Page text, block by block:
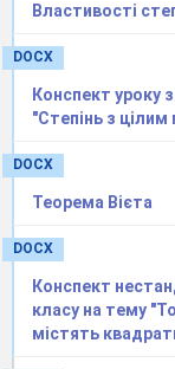
виконане
1.
3.
4.
5.
7. Виїзний
Властивості
DOCX
Конспект уроку
"Степінь з
DOCX
Теорема Вієта
DOCX
Конспект
класу на тему
містять